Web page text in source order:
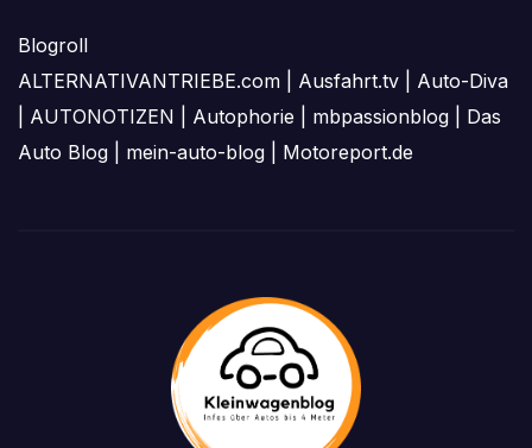
Blogroll
ALTERNATIVANTRIEBE.com
Ausfahrt.tv
Auto-Diva
AUTONOTIZEN Autophorie mbpassionblog
Das
Auto Blog
mein-auto-blog Motoreport.de